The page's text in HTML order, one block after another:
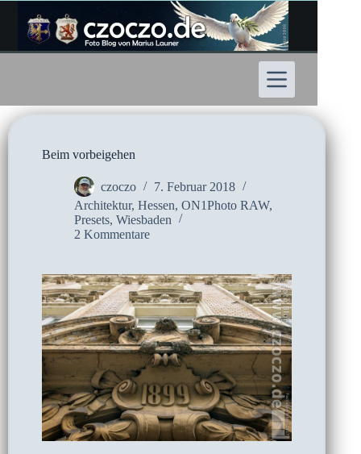
Inhalt
springen
Beim vorbeigehen
czoczo
7. Februar 2018
Architektur, Hessen, ON1Photo RAW,
Presets, Wiesbaden
2 Kommentare